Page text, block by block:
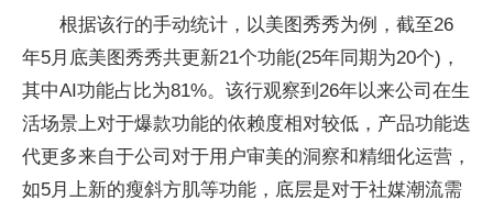
根据该行的手动统计，以美图秀秀为例，截至26
年5月底美图秀秀共更新21个功能(25年同期为20个)，
其中AI功能占比为81%。该行观察到26年以来公司在生
活场景上对于爆款功能的依赖度相对较低，产品功能迭
代更多来自于公司对于用户审美的洞察和精细化运营，
如5月上新的瘦斜方肌等功能，底层是对于社媒潮流需